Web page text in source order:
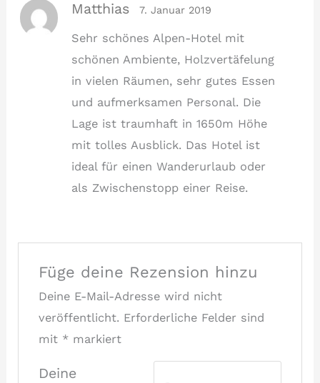
Matthias 7. Januar 2019
Sehr schönes Alpen-Hotel mit
schönen Ambiente, Holzvertäfelung
in vielen Räumen, sehr gutes Essen
und aufmerksamen Personal. Die
Lage ist traumhaft in 1650m Höhe
mit tolles Ausblick. Das Hotel ist
ideal für einen Wanderurlaub oder
als Zwischenstopp einer Reise.
Füge deine Rezension hinzu
Deine E-Mail-Adresse wird nicht
veröffentlicht. Erforderliche Felder sind
mit *markiert
Deine